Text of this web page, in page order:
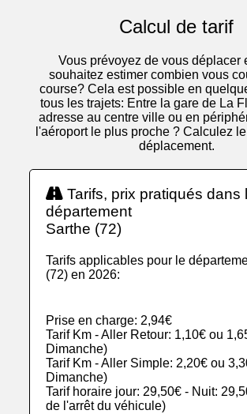
Calcul de tarif
Vous prévoyez de vous déplacer
souhaitez estimer combien vous
course? Cela est possible en
tous les trajets: Entre la gare de La
adresse au centre ville ou en
l'aéroport le plus proche ? Calculez
déplacement.
Tarifs, prix pratiqués dans
département
Sarthe (72)
Tarifs applicables pour le
(72) en 2026:
Prise en charge: 2,94€
Tarif Km - Aller Retour: 1,10€ ou
Dimanche)
Tarif Km - Aller Simple: 2,20€ ou
Dimanche)
Tarif horaire jour: 29,50€ - Nuit:
de l'arrêt du véhicule)